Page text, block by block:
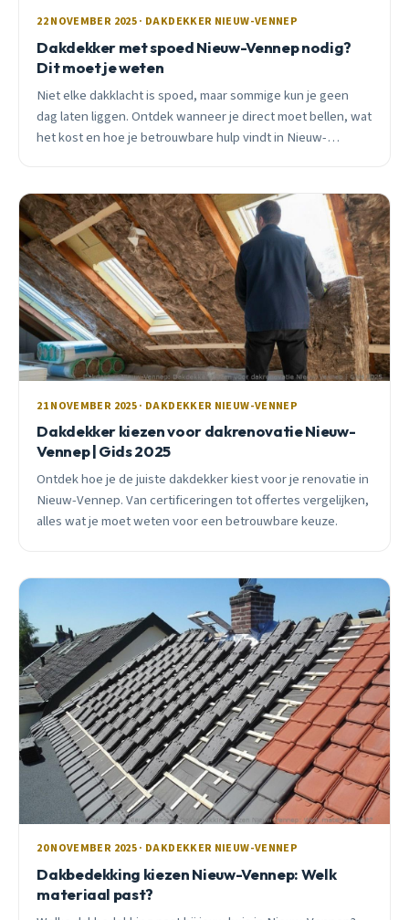
22 NOVEMBER 2025 · DAKDEKKER NIEUW-VENNEP
Dakdekker met spoed Nieuw-Vennep nodig?
Dit moet je weten
Niet elke dakklacht is spoed, maar sommige kun je geen
dag laten liggen. Ontdek wanneer je direct moet bellen, wat
het kost en hoe je betrouwbare hulp vindt in Nieuw-
21 NOVEMBER 2025 · DAKDEKKER NIEUW-VENNEP
Dakdekker kiezen voor dakrenovatie Nieuw-
Vennep | Gids 2025
Ontdek hoe je de juiste dakdekker kiest voor je renovatie in
Nieuw-Vennep. Van certificeringen tot offertes vergelijken,
alles wat je moet weten voor een betrouwbare keuze.
20 NOVEMBER 2025 · DAKDEKKER NIEUW-VENNEP
Dakbedekking kiezen Nieuw-Vennep: Welk
materiaal past?